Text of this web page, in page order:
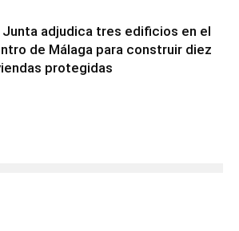
Junta adjudica tres edificios en el
de Málaga para construir diez
protegidas